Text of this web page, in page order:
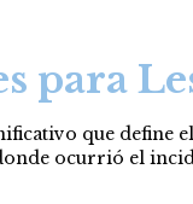
para
que define
ocurrió el